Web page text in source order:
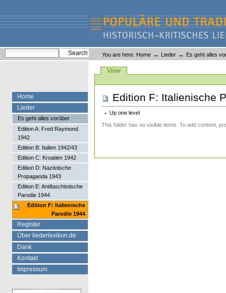
content.
navigation
Liederlexikon
Personal
tools
You are here: Home → Lieder → Es geht alles
ViewsView
Edition F: Italienische
Up one level
This folder has no visible items. To add content,
Home
Lieder
Es geht alles vorüber
Edition A: Fred Raymond
1942
Edition B: Italien 1942/43
Edition C: Kroatien 1942
Edition D: Nazistische
Propaganda 1943
Edition E: Antifaschistische
Parodie 1944
Edition F: Italienische
Parodie 1944
Register
Über liederlexikon.de
Dank
Kontakt
Impressum